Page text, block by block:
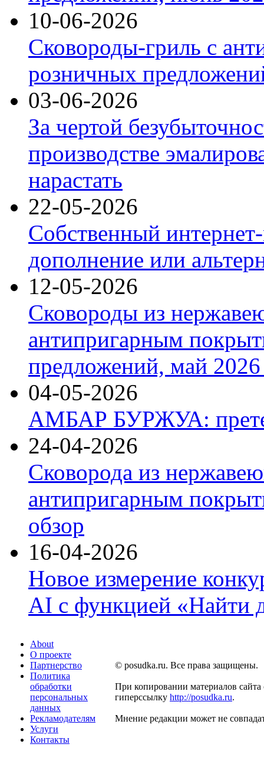
10-06-2026
Сковороды-гриль с
розничных
03-06-2026
За чертой
производстве
нарастать
22-05-2026
Собственный
дополнение или
12-05-2026
Сковороды из
антипригарным
предложений, май 2026
04-05-2026
АМБАР БУРЖУА:
24-04-2026
Сковорода из
антипригарным
обзор
16-04-2026
Новое измерение
AI с функцией «Найти
About
О проекте
Партнерство
Политика
обработки
персональных
данных
Рекламодателям
Услуги
Контакты
© posudka.ru. Все права защищены.
При копировании материалов сайта
гиперссылку http://posudka.ru.
Мнение редакции может не